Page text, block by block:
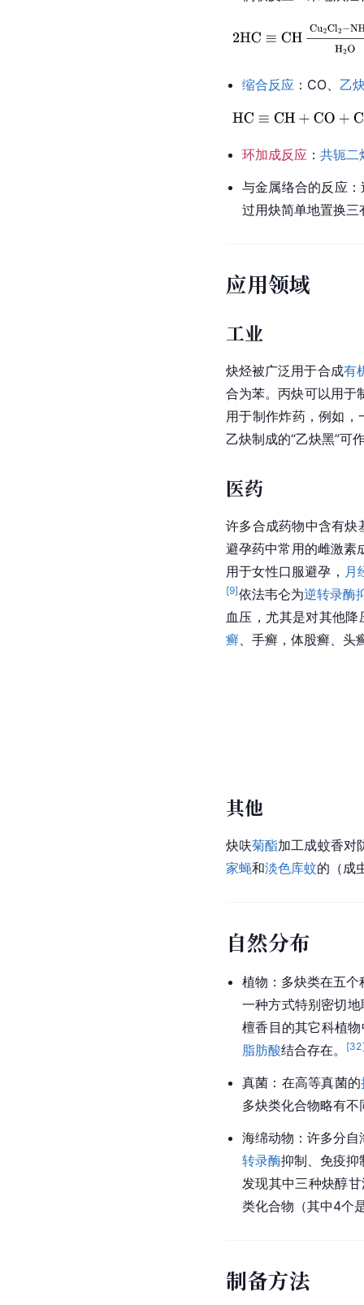
缩合反应 ：CO、 乙
环加成反应 ： 共轭二
与金属络合的反应
过用炔简单地置换
应用领域
工业
炔烃被广泛用于合成有
合为苯。丙炔可以用于
用于制作炸药，例如
乙炔制成的“乙炔黑”可
医药
许多合成药物中含有炔
避孕药中常用的雌激素
用于女性口服避孕， 月
[9]依法韦仑为逆转录酶
血压，尤其是对其他
癣 、手癣，体股癣、头
其他
炔呋菊酯加工成蚊香对
家蝇和淡色库蚊的（成
自然分布
植物：多炔类在五
一种方式特别密切
檀香目的其它科植
脂肪酸结合存在。 [32
真菌：在高等真菌的
多炔类化合物略有不
海绵动物 ：许多分
转录酶抑制、免疫抑
发现其中三种炔醇
类化合物（其中4个
制备方法